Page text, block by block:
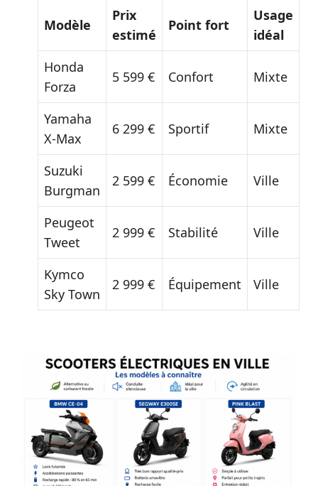
Modèle
Prix
estimé
Point fort
Usage
idéal
Honda
Forza
5 599 € Confort Mixte
Yamaha
X-Max
6 299 € Sportif Mixte
Suzuki
Burgman
2 599 € Économie Ville
Peugeot
Tweet
2 999 € Stabilité Ville
Kymco
Sky Town
2 999 € Équipement Ville